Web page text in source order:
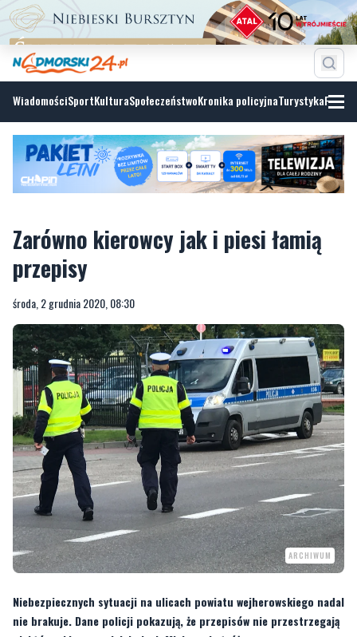
WiadomościSportKulturaSpołeczeństwoKronika policyjnaTurystyka
Zarówno kierowcy jak i piesi łamią
przepisy
środa, 2 grudnia 2020, 08:30
ARCHIWUM
Niebezpiecznych sytuacji na ulicach powiatu wejherowskiego nadal
nie brakuje. Dane policji pokazują, że przepisów nie przestrzegają